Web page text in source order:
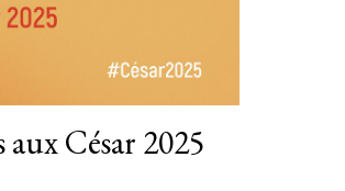
César 2025